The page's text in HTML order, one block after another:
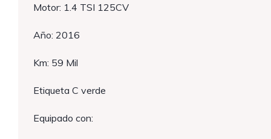
Motor: 1.4 TSI 125CV
Año: 2016
Km: 59 Mil
Etiqueta C verde
Equipado con: